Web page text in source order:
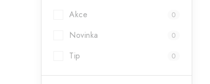
a
Akce 0
Novinka 0
Tip 0